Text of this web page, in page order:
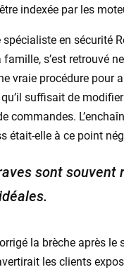
indexée par les
spécialiste en sécurité
s’est retrouvé
vraie procédure pour
suffisait de
commandes.
était-elle à ce point
sont souvent
la brèche après
les clients